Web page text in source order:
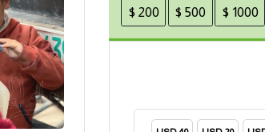
1000 $
500 $
200 $